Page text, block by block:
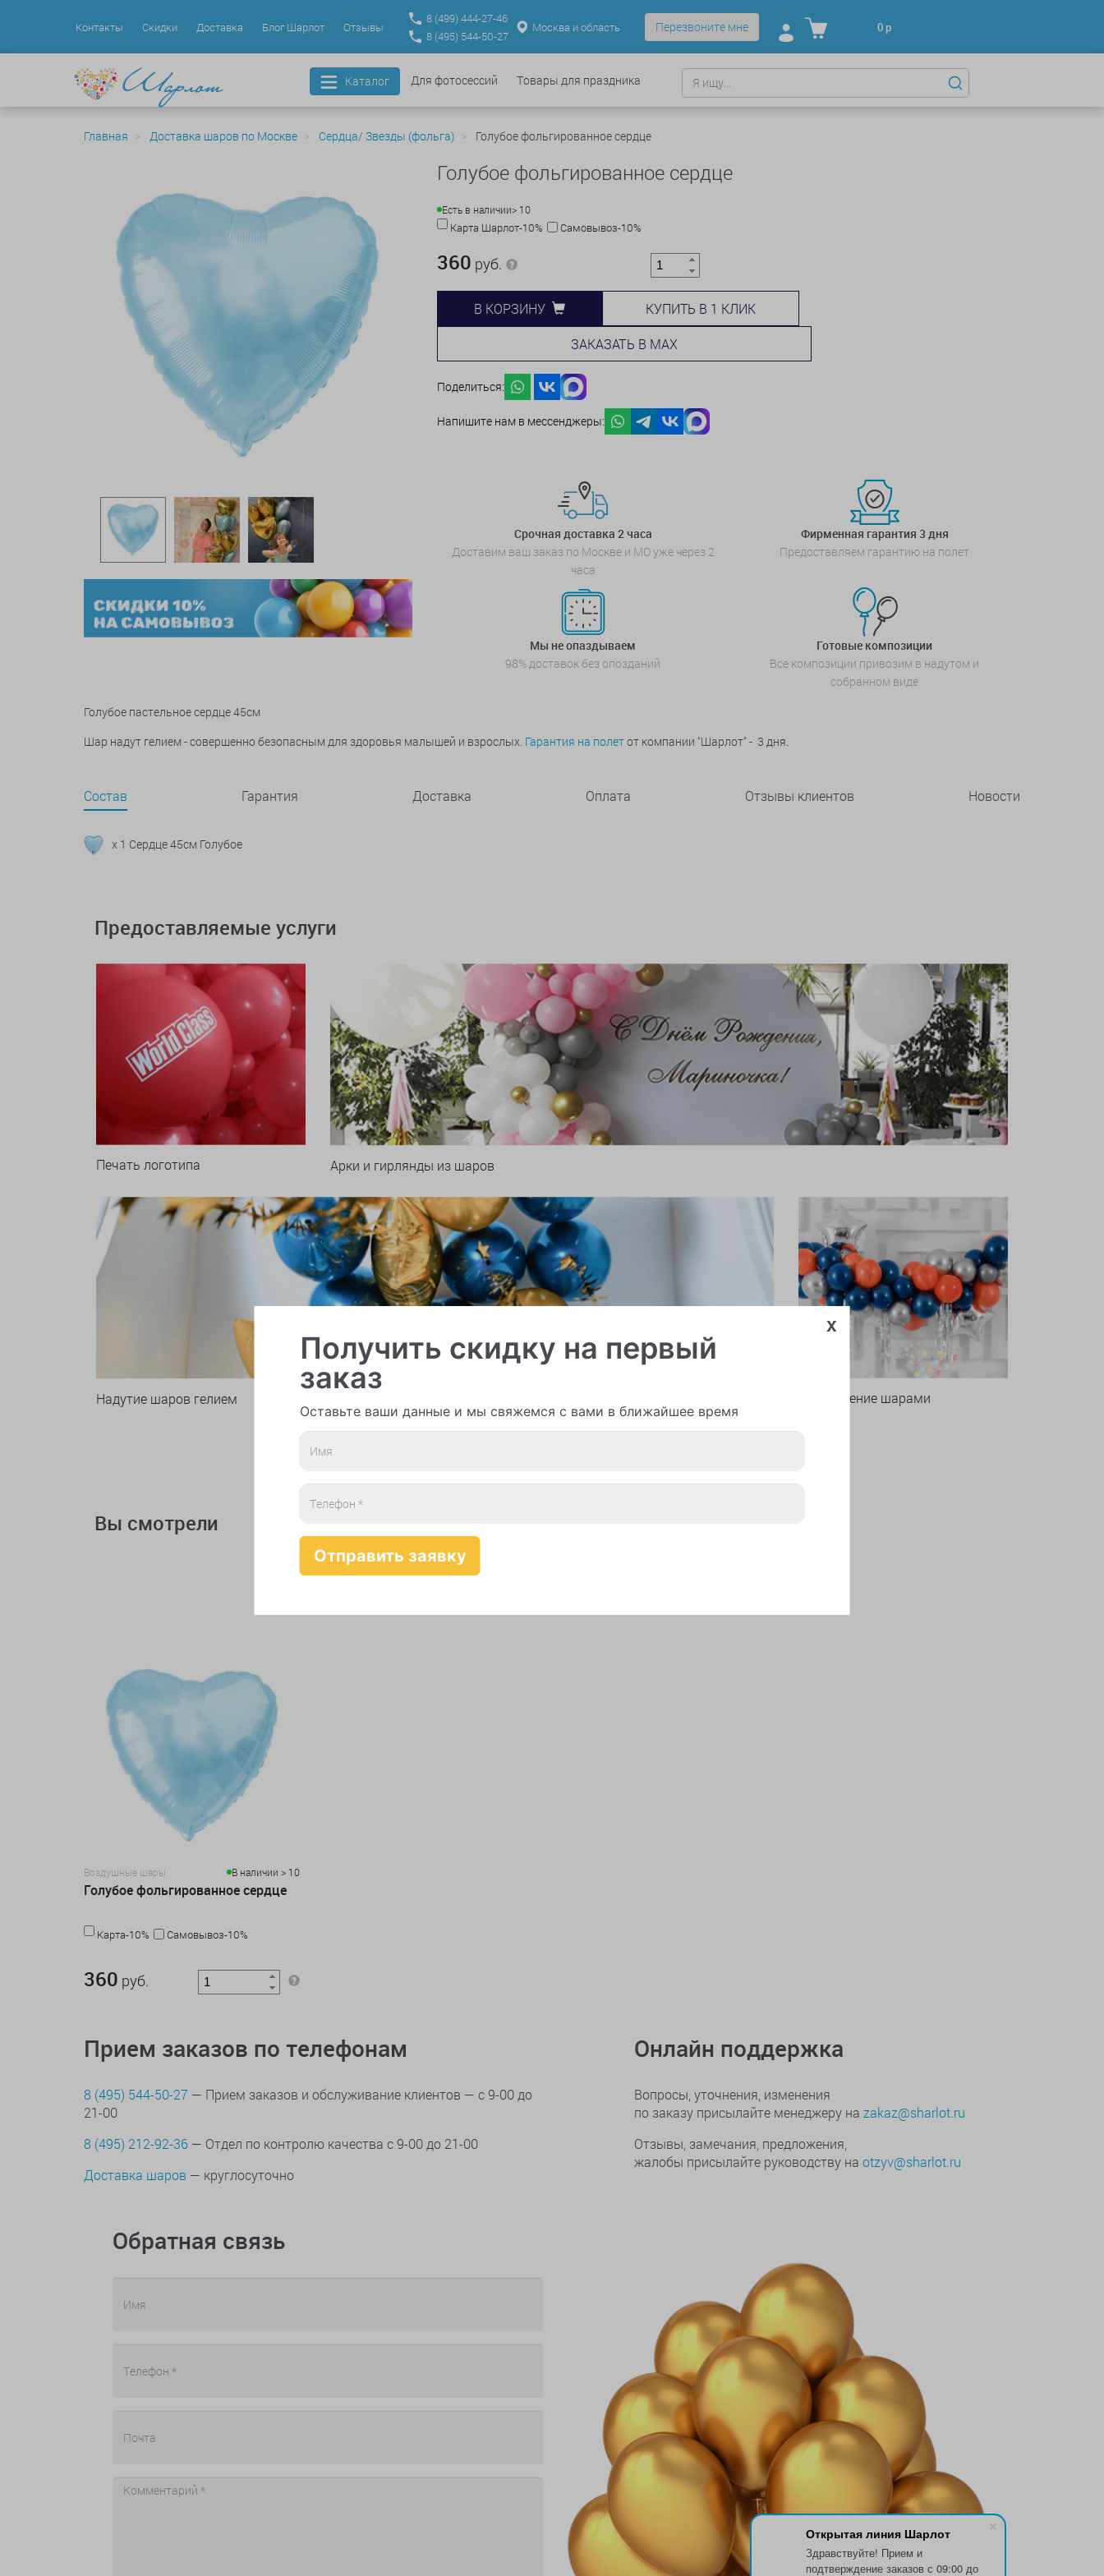
Открытая линия Шарлот
Здравствуйте! Прием и
подтверждение заказов с 09:00 до
Контакты Скидки Доставка Блог Шарлот Отзывы
8 (499) 444-27-46
8 (495) 544-50-27
Москва и область Перезвоните мне 0р
Каталог Для фотосессий Товары для праздника
Главная Доставка шаров по Москве Сердца/ Звезды (фольга) Голубое фольгированное сердце
Голубое фольгированное сердце
Есть в наличии> 10
Карта Шарлот-10% Самовывоз-10%
360 руб.
В КОРЗИНУ КУПИТЬ В 1 КЛИК
ЗАКАЗАТЬ В MAX
Поделиться:
Напишите нам в мессенджеры:
Срочная доставка 2 часа
Доставим ваш заказ по Москве и МО уже через 2
часа
Фирменная гарантия 3 дня
Предоставляем гарантию на полет
Мы не опаздываем
98% доставок без опозданий
Готовые композиции
Все композиции привозим в надутом и
собранном виде
Голубое пастельное сердце 45см
Шар надут гелием - совершенно безопасным для здоровья малышей и взрослых. Гарантия на полетот компании "Шарлот" - 3 дня.
Состав Гарантия Доставка Оплата Отзывы клиентов Новости
x 1 Сердце 45см Голубое
Предоставляемые услуги
Печать логотипа Арки и гирлянды из шаров
Надутие шаров гелием Оформление шарами
Вы смотрели
Воздушные шары В наличии > 10
Голубое фольгированное сердце
Карта-10%
Самовывоз-10%
360 руб.
Прием заказов по телефонам
8 (495) 544-50-27 — Прием заказов и обслуживание клиентов — с 9-00 до
21-00
8 (495) 212-92-36 — Отдел по контролю качества с 9-00 до 21-00
Доставка шаров — круглосуточно
Онлайн поддержка
Вопросы, уточнения, изменения
по заказу присылайте менеджеру на zakaz@sharlot.ru
Отзывы, замечания, предложения,
жалобы присылайте руководству на otzyv@sharlot.ru
Обратная связь
x
Получить скидку на первый
заказ
Оставьте ваши данные и мы свяжемся с вами в ближайшее время